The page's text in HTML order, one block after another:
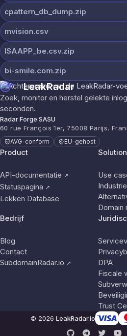
cpattern_db_dump.zip
mvision.csv
ISAAPP_be.csv.zip
bi-smile.com.zip
LeakRadar
Zoek, monitor en herstel gelekte
seconden.
Radar Forge SASU
60 rue François 1er, 75008 Parijs,
AVG-conform EU-gehost
Product
API-documentatie ↗
Statuspagina ↗
Lekken Database
Use
Domain
Bedrijf
Blog
Contact
SubdomainRadar.io ↗
DPA
Fiscale
Trust
© 2026 LeakRadar.io